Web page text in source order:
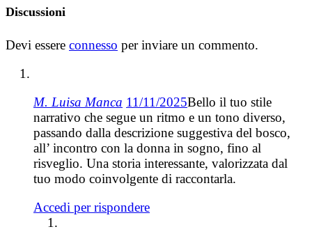
Discussioni
Devi essere connesso per inviare un commento.
M. Luisa Manca 11/11/2025Bello il tuo stile
narrativo che segue un ritmo e un tono diverso,
passando dalla descrizione suggestiva del bosco,
all’ incontro con la donna in sogno, fino al
risveglio. Una storia interessante, valorizzata dal
tuo modo coinvolgente di raccontarla.
Accedi per rispondere